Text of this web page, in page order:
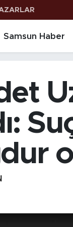
Samsun Haber